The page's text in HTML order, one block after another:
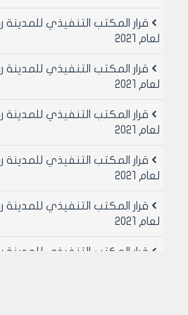
لعام 2021
لعام 2021
لعام 2021
لعام 2021
لعام 2021